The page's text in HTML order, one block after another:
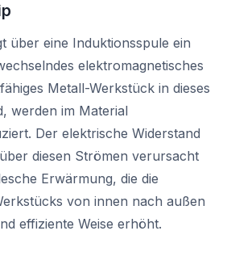
über eine Induktionsspule ein
elektromagnetisches
Metall-Werkstück in dieses
werden im Material
Der elektrische Widerstand
diesen Strömen verursacht
Erwärmung, die die
von innen nach außen
effiziente Weise erhöht.